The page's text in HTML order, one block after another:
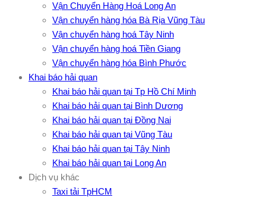
Vận Chuyển Hàng Hoá Long An
Vận chuyển hàng hóa Bà Rịa Vũng Tàu
Vận chuyển hàng hoá Tây Ninh
Vận chuyển hàng hoá Tiền Giang
Vận chuyển hàng hóa Bình Phước
Khai báo hải quan
Khai báo hải quan tại Tp Hồ Chí Minh
Khai báo hải quan tại Bình Dương
Khai báo hải quan tại Đồng Nai
Khai báo hải quan tại Vũng Tàu
Khai báo hải quan tại Tây Ninh
Khai báo hải quan tại Long An
Dịch vụ khác
Taxi tải TpHCM